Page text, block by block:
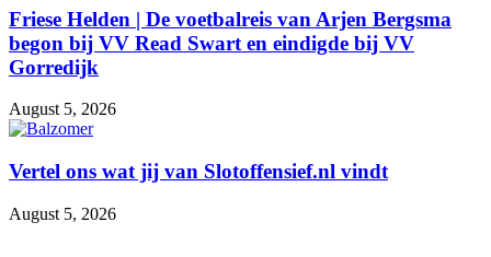
Friese Helden | De voetbalreis van Arjen Bergsma
begon bij VV Read Swart en eindigde bij VV
Gorredijk
August 5, 2026
Vertel ons wat jij van Slotoffensief.nl vindt
August 5, 2026